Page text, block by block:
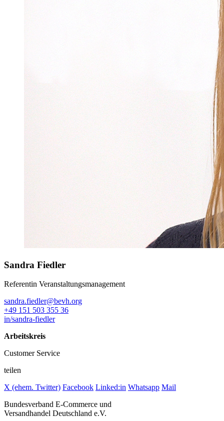
Sandra Fiedler
Referentin Veranstaltungsmanagement
sandra.fiedler@bevh.org
+49 151 503 355 36
in/sandra-fiedler
Arbeitskreis
Customer Service
teilen
X (ehem. Twitter) Facebook Linked:in Whatsapp Mail
Bundesverband E-Commerce und
Versandhandel Deutschland e.V.